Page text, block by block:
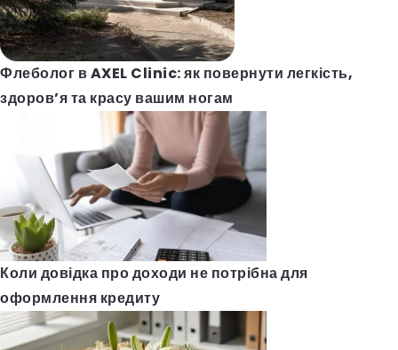
Флеболог в AXEL Clinic: як повернути легкість,
здоров’я та красу вашим ногам
Коли довідка про доходи не потрібна для
оформлення кредиту